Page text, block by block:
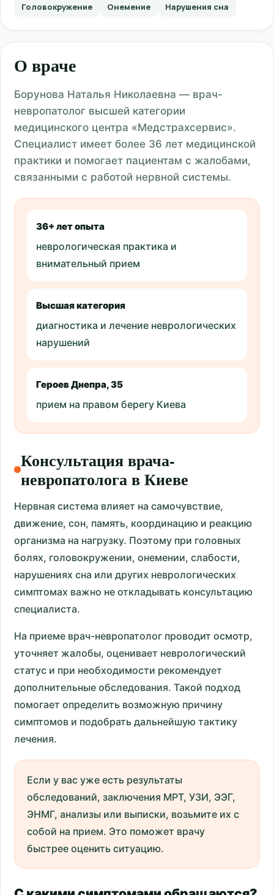
Головокружение
Онемение Нарушения сна
О враче
Борунова Наталья Николаевна — врач-
невропатолог высшей категории
медицинского центра «Медстрахсервис».
Специалист имеет более 36 лет медицинской
практики и помогает пациентам с жалобами,
связанными с работой нервной системы.
36+ лет опыта
неврологическая практика и
внимательный прием
Высшая категория
диагностика и лечение неврологических
нарушений
Героев Днепра, 35
прием на правом берегу Киева
Консультация врача-
невропатолога в Киеве
Нервная система влияет на самочувствие,
движение, сон, память, координацию и реакцию
организма на нагрузку. Поэтому при головных
болях, головокружении, онемении, слабости,
нарушениях сна или других неврологических
симптомах важно не откладывать консультацию
специалиста.
На приеме врач-невропатолог проводит осмотр,
уточняет жалобы, оценивает неврологический
статус и при необходимости рекомендует
дополнительные обследования. Такой подход
помогает определить возможную причину
симптомов и подобрать дальнейшую тактику
лечения.
Если у вас уже есть результаты
обследований, заключения МРТ, УЗИ, ЭЭГ,
ЭНМГ, анализы или выписки, возьмите их с
собой на прием. Это поможет врачу
быстрее оценить ситуацию.